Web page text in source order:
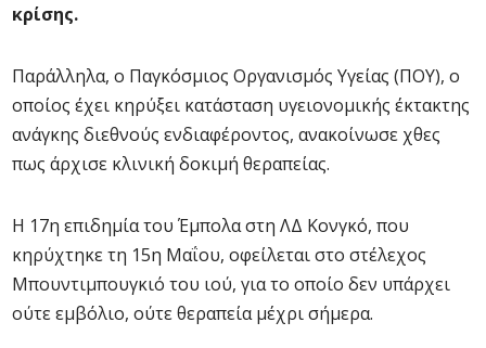
κρίσης.
Παράλληλα, ο Παγκόσμιος Οργανισμός Υγείας (ΠΟΥ), ο
οποίος έχει κηρύξει κατάσταση υγειονομικής έκτακτης
ανάγκης διεθνούς ενδιαφέροντος, ανακοίνωσε χθες
πως άρχισε κλινική δοκιμή θεραπείας.
Η 17η επιδημία του Έμπολα στη ΛΔ Κονγκό, που
κηρύχτηκε τη 15η Μαΐου, οφείλεται στο στέλεχος
Μπουντιμπουγκιό του ιού, για το οποίο δεν υπάρχει
ούτε εμβόλιο, ούτε θεραπεία μέχρι σήμερα.